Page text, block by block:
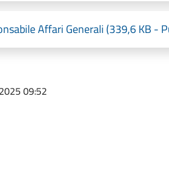
Affari Generali (339,6 KB -
09:52